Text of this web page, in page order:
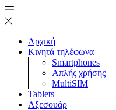
Αρχική
Κινητά τηλέφωνα
Smartphones
Απλής χρήσης
MultiSIM
Tablets
Αξεσουάρ